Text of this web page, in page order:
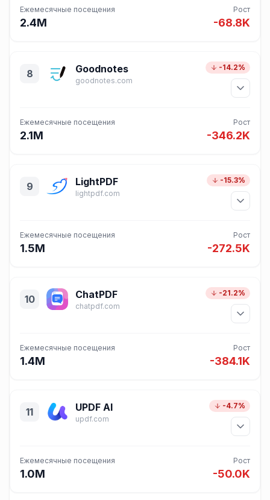
Ежемесячные посещения
2.4M
Рост
-68.8K
8 Goodnotes
goodnotes.com
-14.2%
Ежемесячные посещения
2.1M
Рост
-346.2K
9 LightPDF
lightpdf.com
-15.3%
Ежемесячные посещения
1.5M
Рост
-272.5K
10 ChatPDF
chatpdf.com
-21.2%
Ежемесячные посещения
1.4M
Рост
-384.1K
11 UPDF AI
updf.com
-4.7%
Ежемесячные посещения
1.0M
Рост
-50.0K